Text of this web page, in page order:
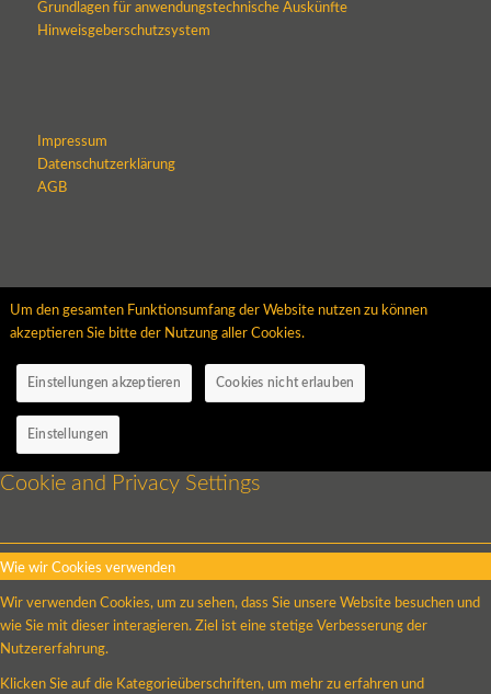
Grundlagen für anwendungstechnische Auskünfte
Hinweisgeberschutzsystem
Impressum
Datenschutzerklärung
AGB
Um den gesamten Funktionsumfang der Website nutzen zu können
akzeptieren Sie bitte der Nutzung aller Cookies.
Einstellungen akzeptieren Cookies nicht erlauben
Einstellungen
Cookie and Privacy Settings
Wie wir Cookies verwenden
Wir verwenden Cookies, um zu sehen, dass Sie unsere Website besuchen und
wie Sie mit dieser interagieren. Ziel ist eine stetige Verbesserung der
Nutzererfahrung.
Klicken Sie auf die Kategorieüberschriften, um mehr zu erfahren und